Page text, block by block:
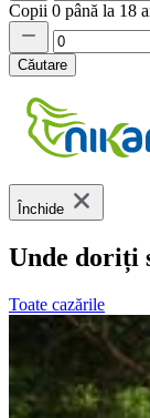
Copii 0 până la 18
Căutare
Închide
Unde doriți
Toate cazările